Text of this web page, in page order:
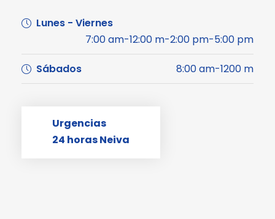
Lunes - Viernes
7:00 am-12:00 m-2:00 pm-5:00 pm
Sábados 8:00 am-1200 m
Urgencias
24 horas Neiva